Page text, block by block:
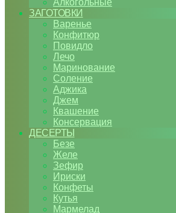
Алкогольные
ЗАГОТОВКИ
Варенье
Конфитюр
Повидло
Лечо
Маринование
Соление
Аджика
Джем
Квашение
Консервация
ДЕСЕРТЫ
Безе
Желе
Зефир
Ириски
Конфеты
Кутья
Мармелад